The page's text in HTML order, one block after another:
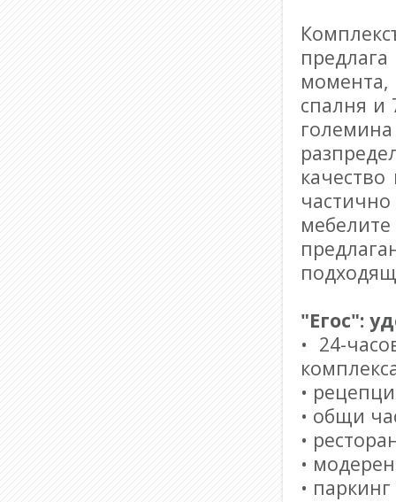
момента,
спалня и
"Егос":
• 24-
•
• общи
•
•
• паркинг